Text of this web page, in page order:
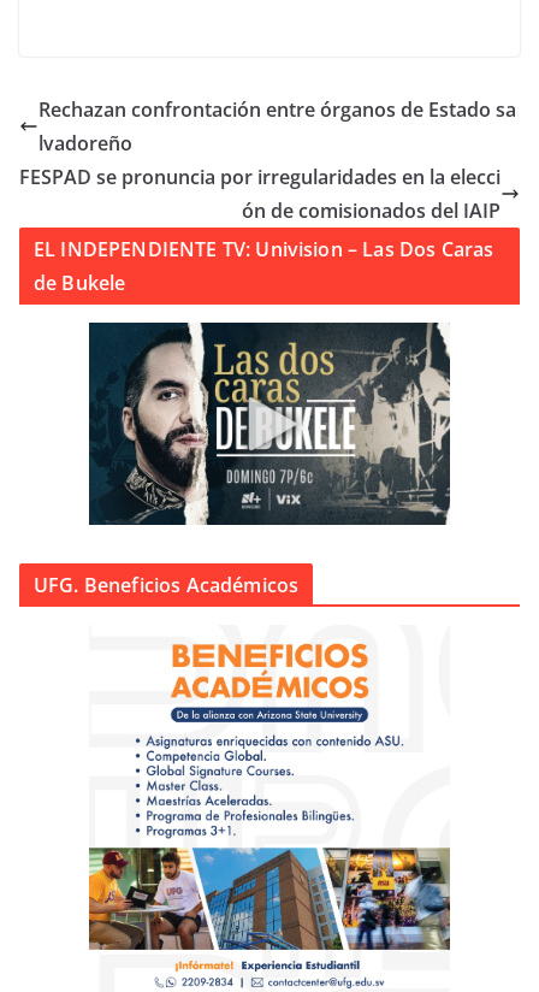
Rechazan confrontación entre órganos de Estado sa
lvadoreño
FESPAD se pronuncia por irregularidades en la elecci
ón de comisionados del IAIP
EL INDEPENDIENTE TV: Univision – Las Dos Caras
de Bukele
UFG. Beneficios Académicos